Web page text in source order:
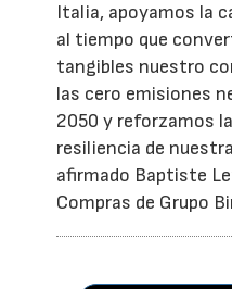
Italia, apoyamos la
al tiempo que
tangibles nuestro
las cero emisiones
2050 y reforzamos
resiliencia de
afirmado Baptiste
Compras de Grupo